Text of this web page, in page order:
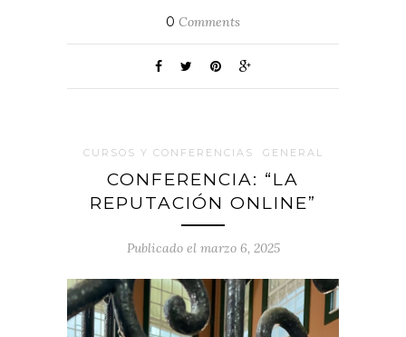
0 Comments
CURSOS Y CONFERENCIAS GENERAL
CONFERENCIA: “LA
REPUTACIÓN ONLINE”
Publicado el marzo 6, 2025